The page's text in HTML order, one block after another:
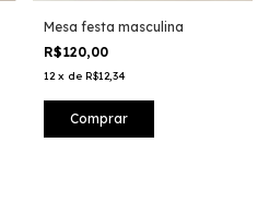
Mesa festa masculina
R$120,00
12 x de R$12,34